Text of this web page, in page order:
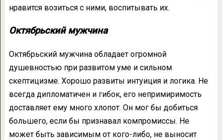
нравится возиться с ними, воспитывать их.
Октябрьский мужчина
Октябрьский мужчина обладает огромной
душевностью при развитом уме и сильном
скептицизме. Хорошо развиты интуиция и логика. Не
всегда дипломатичен и гибок, его непримиримость
доставляет ему много хлопот. Он мог бы добиться
большего, если бы признавал компромиссы. Не
может быть зависимым от кого-либо, не выносит